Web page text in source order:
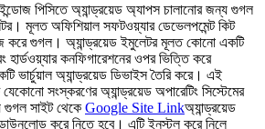
পিসিতে অ্যান্ড্রয়েড অ্যাপস চালানোর জন্য গুগল
মূলত অফিশিয়াল সফটওয়্যার ডেভেলপমেন্ট কিট
করে গুগল। অ্যান্ড্রয়েড ইমুলেটর মূলত কোনো একটি
হার্ডওয়্যার কনফিগারেশনের ওপর ভিত্তি করে
ভার্চুয়াল অ্যান্ড্রয়েড ডিভাইস তৈরি করে। এই
যেকোনো সংস্করণের অ্যান্ড্রয়েড অপারেটিং সিস্টেমের
গুগল সাইট থেকে Google Site Linkঅ্যান্ড্রয়েড
করে নিতে হবে। এটি ইনস্টল করে নিলে